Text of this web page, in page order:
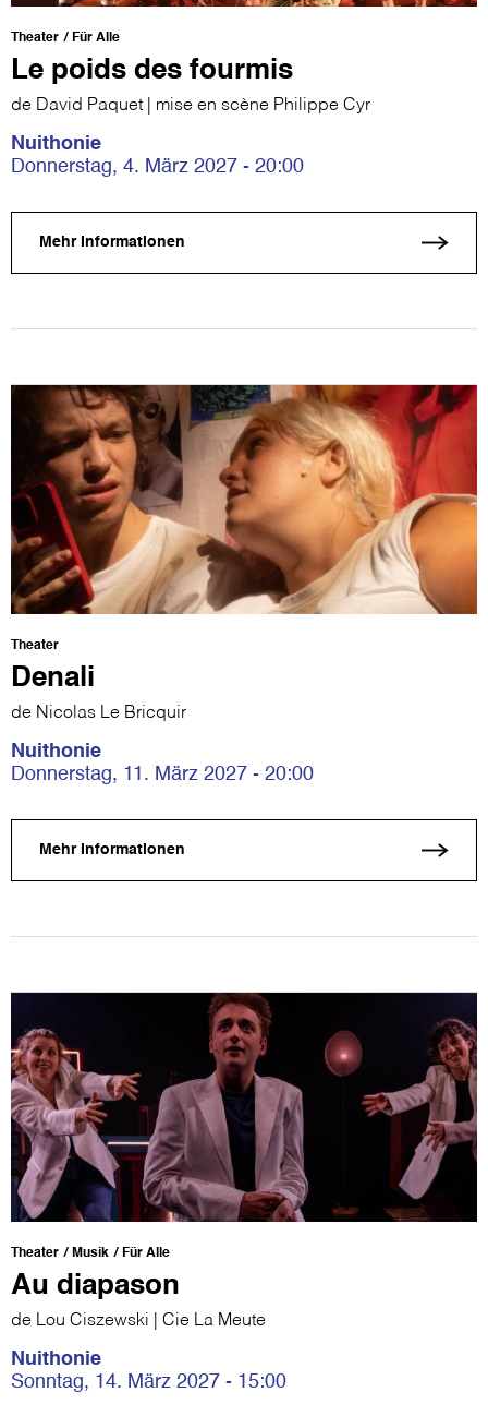
Theater Für Alle
Le poids des fourmis
de David Paquet | mise en scène Philippe Cyr
Nuithonie
Donnerstag, 4. März 2027 - 20:00
Mehr Informationen
Theater
Denali
de Nicolas Le Bricquir
Nuithonie
Donnerstag, 11. März 2027 - 20:00
Mehr Informationen
Theater Musik Für Alle
Au diapason
de Lou Ciszewski | Cie La Meute
Nuithonie
Sonntag, 14. März 2027 - 15:00